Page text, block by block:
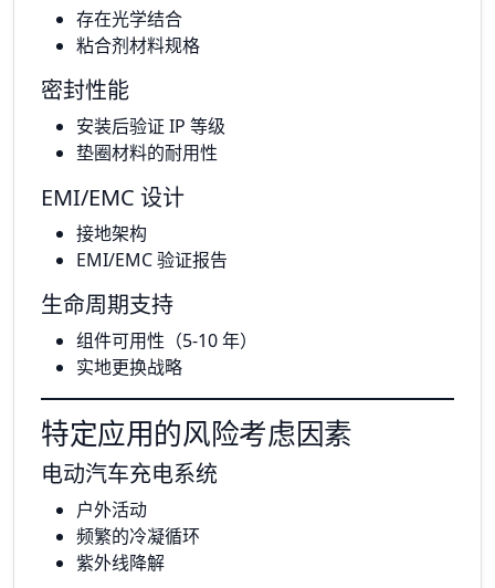
存在光学结合
粘合剂材料规格
密封性能
安装后验证 IP 等级
垫圈材料的耐用性
EMI/EMC 设计
接地架构
EMI/EMC 验证报告
生命周期支持
组件可用性（5-10 年）
实地更换战略
特定应用的风险考虑因素
电动汽车充电系统
户外活动
频繁的冷凝循环
紫外线降解